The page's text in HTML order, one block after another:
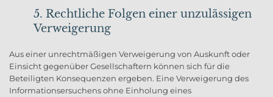
5. Rechtliche Folgen einer unzulässigen
Verweigerung
Aus einer unrechtmäßigen Verweigerung von Auskunft oder
Einsicht gegenüber Gesellschaftern können sich für die
Beteiligten Konsequenzen ergeben. Eine Verweigerung des
Informationsersuchens ohne Einholung eines